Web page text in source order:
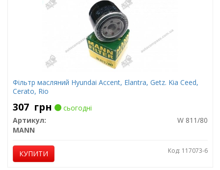
Фільтр масляний Hyundai Accent, Elantra, Getz. Kia Ceed,
Cerato, Rio
307 грн
сьогодні
Артикул:
W 811/80
MANN
КУПИТИ Код: 117073-6